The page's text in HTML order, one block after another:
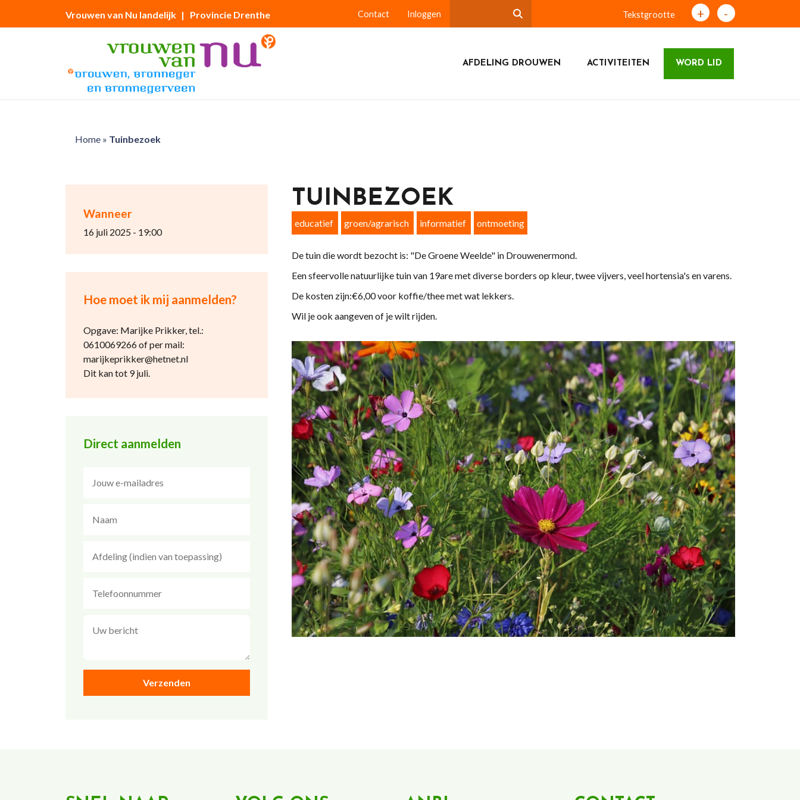
Vrouwen van Nu landelijk | Provincie Drenthe Contact Inloggen Tekstgrootte + -
AFDELING DROUWEN ACTIVITEITEN WORD LID
Home» Tuinbezoek
Wanneer
16 juli 2025 - 19:00
Hoe moet ik mij aanmelden?
Opgave: Marijke Prikker, tel.:
0610069266 of per mail:
marijkeprikker@hetnet.nl
Dit kan tot 9 juli.
Direct aanmelden
TUINBEZOEK
educatief groen/agrarisch informatief ontmoeting
De tuin die wordt bezocht is: "De Groene Weelde" in Drouwenermond.
Een sfeervolle natuurlijke tuin van 19are met diverse borders op kleur, twee vijvers, veel hortensia's en varens.
De kosten zijn:€6,00 voor koffie/thee met wat lekkers.
Wil je ook aangeven of je wilt rijden.